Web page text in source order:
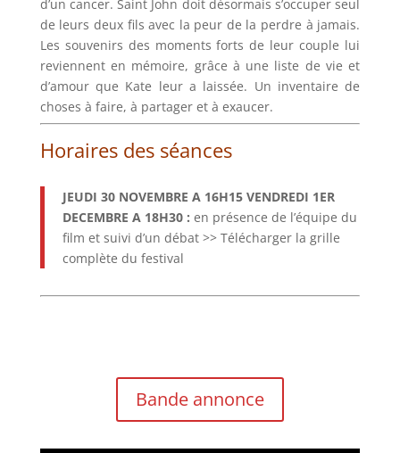
d’un cancer. Saint John doit désormais s’occuper seul
de leurs deux fils avec la peur de la perdre à jamais.
Les souvenirs des moments forts de leur couple lui
reviennent en mémoire, grâce à une liste de vie et
d’amour que Kate leur a laissée. Un inventaire de
choses à faire, à partager et à exaucer.
Horaires des séances
JEUDI 30 NOVEMBRE A 16H15 VENDREDI 1ER
DECEMBRE A 18H30 : en présence de l’équipe du
film et suivi d’un débat >> Télécharger la grille
complète du festival
Bande annonce